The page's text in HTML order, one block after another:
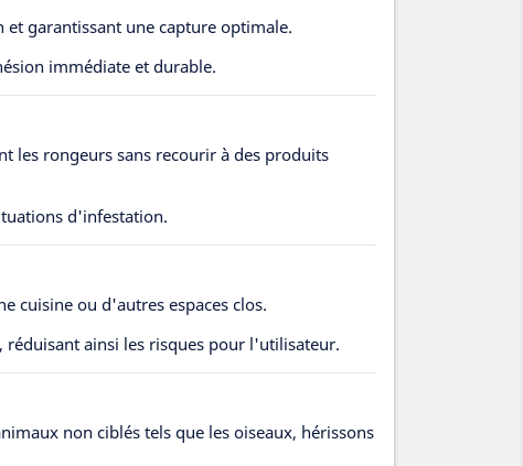
garantissant une capture optimale.
immédiate et durable.
les rongeurs sans recourir à des produits
d'infestation.
cuisine ou d'autres espaces clos.
ainsi les risques pour l'utilisateur.
non ciblés tels que les oiseaux, hérissons